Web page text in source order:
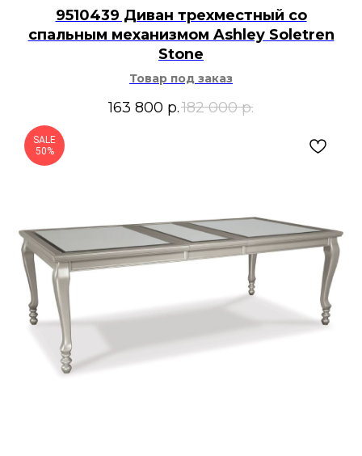
9510439 Диван трехместный со
спальным механизмом Ashley Soletren
Stone
Товар под заказ
163 800 р.182 000 р.
SALE
50%